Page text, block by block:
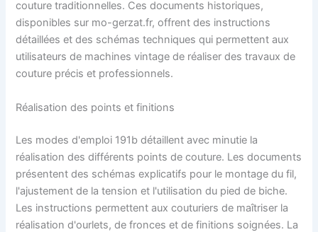
couture traditionnelles. Ces documents historiques,
disponibles sur mo-gerzat.fr, offrent des instructions
détaillées et des schémas techniques qui permettent aux
utilisateurs de machines vintage de réaliser des travaux de
couture précis et professionnels.
Réalisation des points et finitions
Les modes d'emploi 191b détaillent avec minutie la
réalisation des différents points de couture. Les documents
présentent des schémas explicatifs pour le montage du fil,
l'ajustement de la tension et l'utilisation du pied de biche.
Les instructions permettent aux couturiers de maîtriser la
réalisation d'ourlets, de fronces et de finitions soignées. La